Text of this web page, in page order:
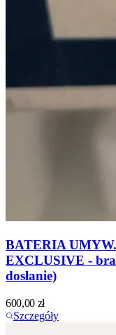
BATERIA
EXCLUSIVE -
dosłanie)
600,00 zł
Szczegóły